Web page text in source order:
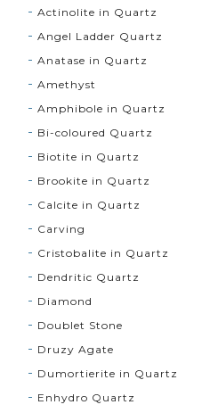
Actinolite in Quartz
Angel Ladder Quartz
Anatase in Quartz
Amethyst
Amphibole in Quartz
Bi-coloured Quartz
Biotite in Quartz
Brookite in Quartz
Calcite in Quartz
Carving
Cristobalite in Quartz
Dendritic Quartz
Diamond
Doublet Stone
Druzy Agate
Dumortierite in Quartz
Enhydro Quartz